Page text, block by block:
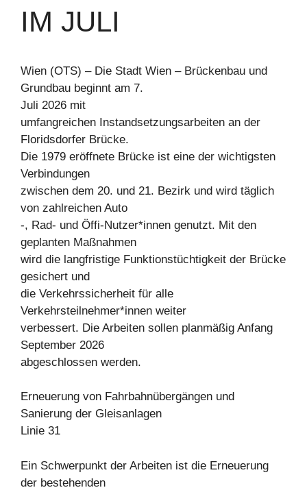
IM JULI
Wien (OTS) – Die Stadt Wien – Brückenbau und
Grundbau beginnt am 7.
Juli 2026 mit
umfangreichen Instandsetzungsarbeiten an der
Floridsdorfer Brücke.
Die 1979 eröffnete Brücke ist eine der wichtigsten
Verbindungen
zwischen dem 20. und 21. Bezirk und wird täglich
von zahlreichen Auto
-, Rad- und Öffi-Nutzer*innen genutzt. Mit den
geplanten Maßnahmen
wird die langfristige Funktionstüchtigkeit der Brücke
gesichert und
die Verkehrssicherheit für alle
Verkehrsteilnehmer*innen weiter
verbessert. Die Arbeiten sollen planmäßig Anfang
September 2026
abgeschlossen werden.
Erneuerung von Fahrbahnübergängen und
Sanierung der Gleisanlagen
Linie 31
Ein Schwerpunkt der Arbeiten ist die Erneuerung
der bestehenden